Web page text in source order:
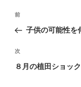
投
ナ
ビ
ゲ
前
の
稿
前
子供の可能性を
次
の
次
８月の植田ショッ